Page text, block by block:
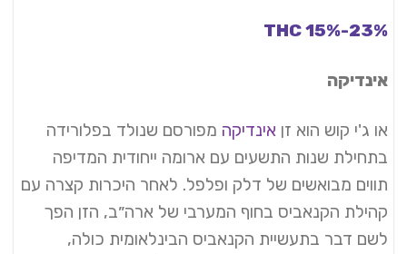
THC 15%-23%
אינדיקה
או ג'י קוש הוא זן אינדיקה מפורסם שנולד בפלורידה
בתחילת שנות התשעים עם ארומה ייחודית המדיפה
תווים מבואשים של דלק ופלפל. לאחר היכרות קצרה עם
קהילת הקנאביס בחוף המערבי של ארה״ב, הזן הפך
לשם דבר בתעשיית הקנאביס הבינלאומית כולה,